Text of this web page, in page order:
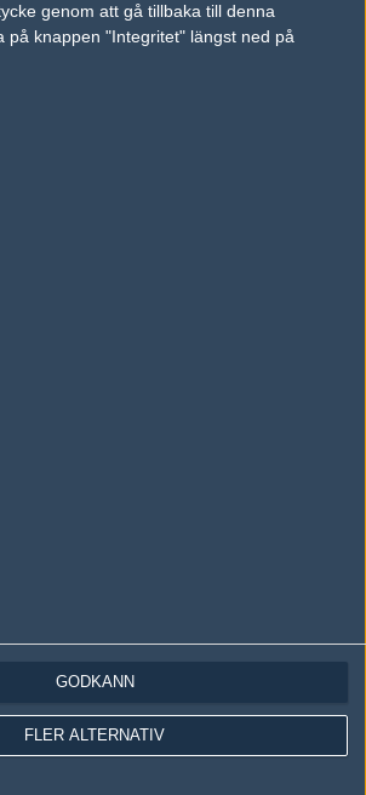
genom att gå tillbaka till denna
på knappen "Integritet" längst ned på
FLER ALTERNATIV
GODKÄNN